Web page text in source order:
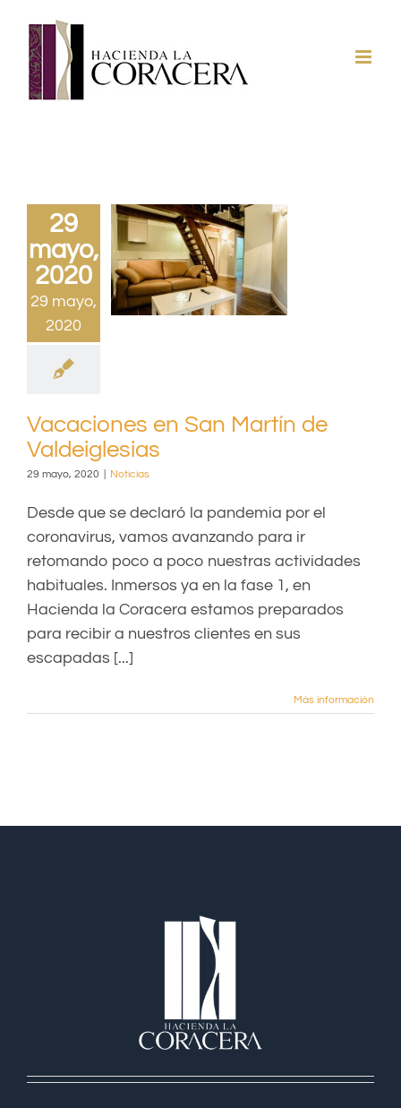
contenido
29
mayo,
2020
29 mayo,
2020
Vacaciones en San Martín de
Valdeiglesias
29 mayo, 2020 Noticias
Desde que se declaró la pandemia por el
coronavirus, vamos avanzando para ir
retomando poco a poco nuestras actividades
habituales. Inmersos ya en la fase 1, en
Hacienda la Coracera estamos preparados
para recibir a nuestros clientes en sus
escapadas [...]
Más información